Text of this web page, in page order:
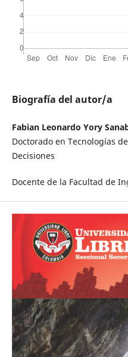
Biografía del autor/a
Fabian Leonardo Yory
Doctorado en Tecnologías
Decisiones
Docente de la Facultad de